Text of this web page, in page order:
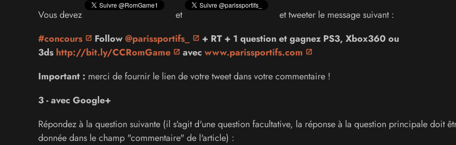
Vous devez et
et tweeter le message suivant :
#concours
Follow@parissportifs_
+ RT + 1 question et gagnez PS3, Xbox360 ou
3ds http://bit.ly/CCRomGame avec www.parissportifs.com
Important : merci de fournir le lien de votre tweet dans votre commentaire !
3 - avec Google+
Répondez à la question suivante (il s'agit d'une question facultative, la réponse à la question principale doit
donnée dans le champ "commentaire" de l'article) :